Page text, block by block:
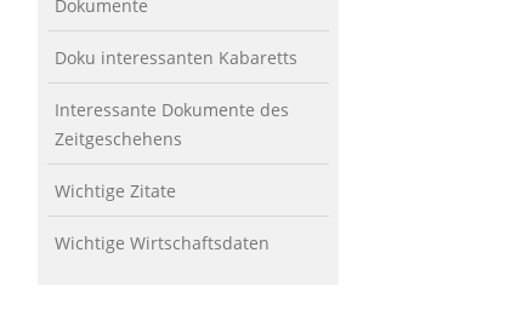
Dokumente
Doku interessanten Kabaretts
Interessante Dokumente des
Zeitgeschehens
Wichtige Zitate
Wichtige Wirtschaftsdaten